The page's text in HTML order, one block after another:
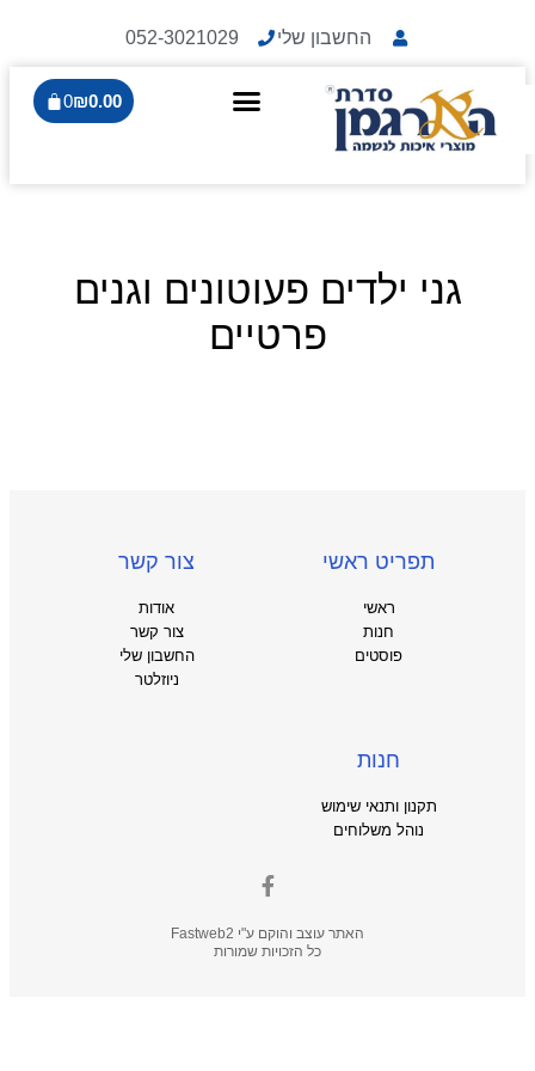
החשבון שלי 052-3021029
₪0.00
0
גני ילדים פעוטונים וגנים
פרטיים
תפריט ראשי
ראשי
חנות
פוסטים
צור קשר
אודות
צור קשר
החשבון שלי
ניוזלטר
חנות
תקנון ותנאי שימוש
נוהל משלוחים
האתר עוצב והוקם ע"י Fastweb2
כל הזכויות שמורות